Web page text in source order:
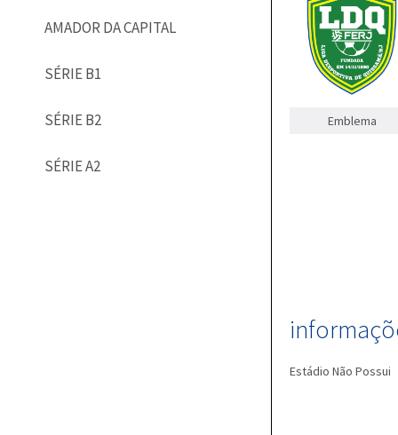
AMADOR DA CAPITAL
SÉRIE B1
SÉRIE B2
SÉRIE A2
Emblema
Estádio Não Possui